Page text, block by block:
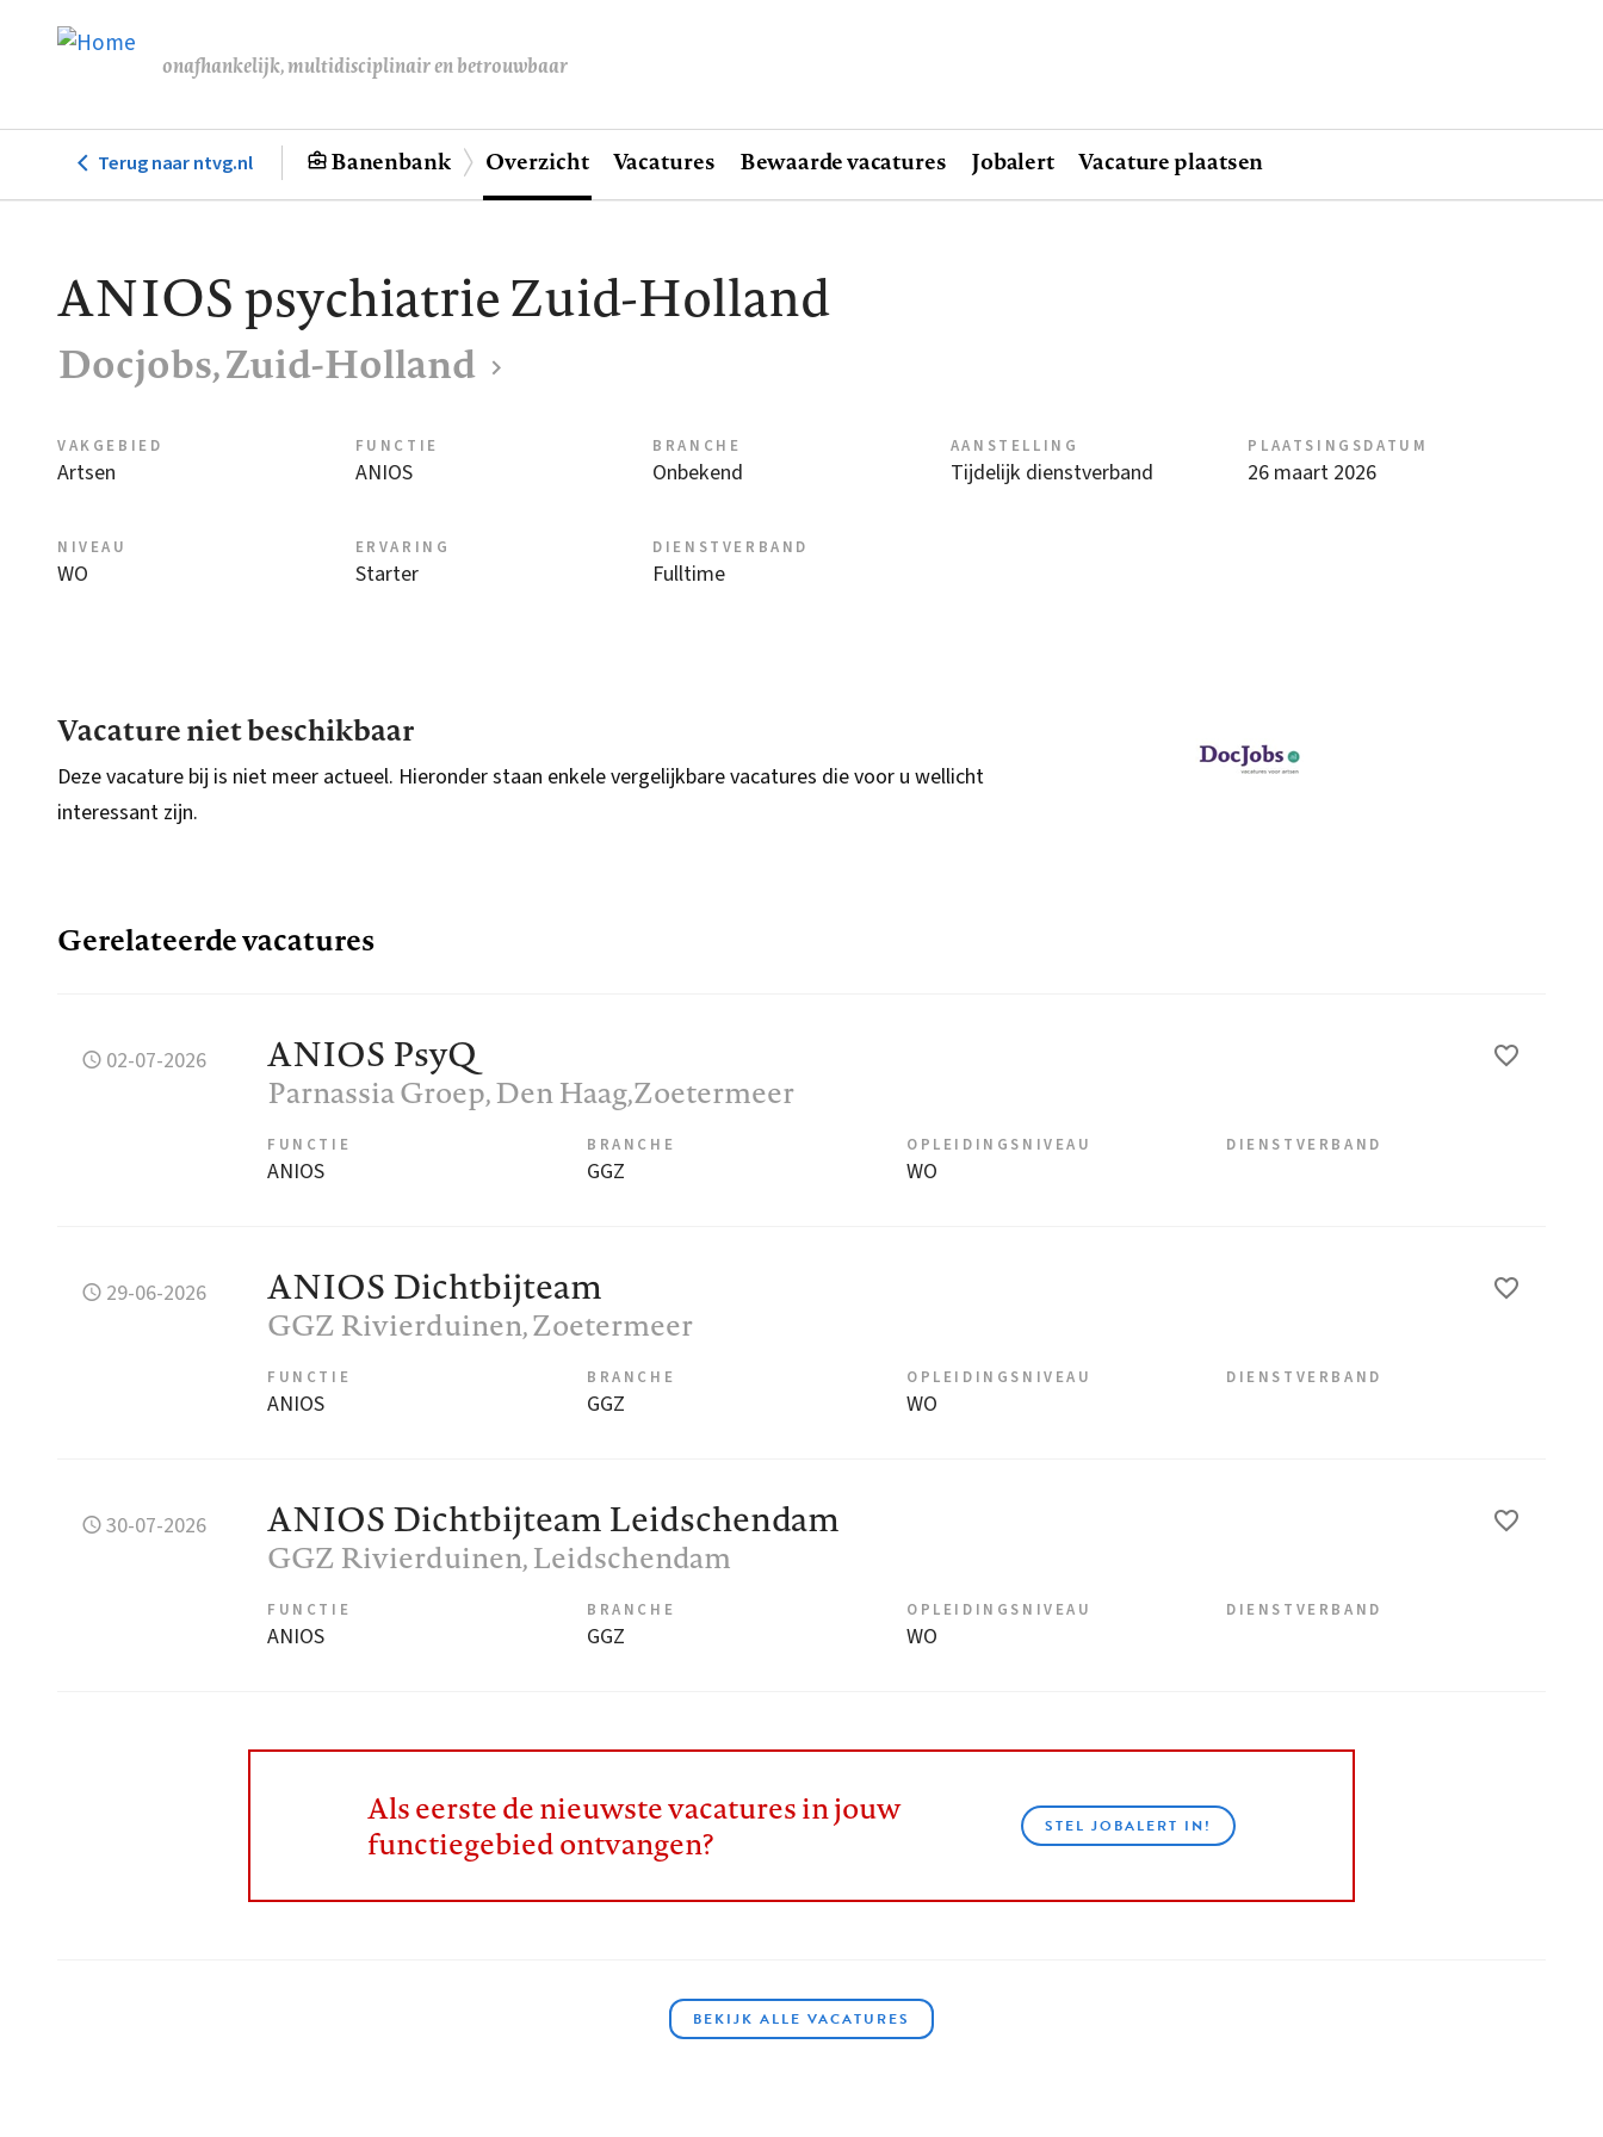
de
onafhankelijk, multidisciplinair en betrouwbaar
Hoofdnavigatie
Terug naar ntvg.nl Banenbank Overzicht Vacatures Bewaarde vacatures Jobalert Vacature plaatsen
ANIOS psychiatrie Zuid-Holland
Docjobs, Zuid-Holland
VAKGEBIED
Artsen
FUNCTIE
ANIOS
BRANCHE
Onbekend
AANSTELLING
Tijdelijk dienstverband
PLAATSINGSDATUM
26 maart 2026
NIVEAU
WO
ERVARING
Starter
DIENSTVERBAND
Fulltime
Vacature niet beschikbaar
Deze vacature bij is niet meer actueel. Hieronder staan enkele vergelijkbare vacatures die voor u wellicht
interessant zijn.
Gerelateerde vacatures
02-07-2026 ANIOS PsyQ
Parnassia Groep, Den Haag,Zoetermeer
FUNCTIE
ANIOS
BRANCHE
GGZ
OPLEIDINGSNIVEAU
WO
DIENSTVERBAND
29-06-2026 ANIOS Dichtbijteam
GGZ Rivierduinen, Zoetermeer
FUNCTIE
ANIOS
BRANCHE
GGZ
OPLEIDINGSNIVEAU
WO
DIENSTVERBAND
30-07-2026 ANIOS Dichtbijteam Leidschendam
GGZ Rivierduinen, Leidschendam
FUNCTIE
ANIOS
BRANCHE
GGZ
OPLEIDINGSNIVEAU
WO
DIENSTVERBAND
Als eerste de nieuwste vacatures in jouw
functiegebied ontvangen?
STEL JOBALERT IN!
BEKIJK ALLE VACATURES